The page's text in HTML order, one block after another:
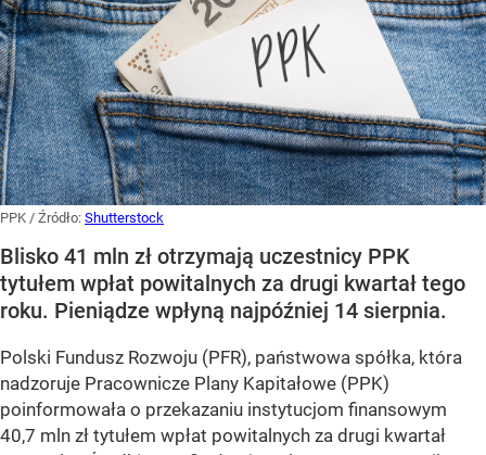
PPK / Źródło: Shutterstock
Blisko 41 mln zł otrzymają uczestnicy PPK
tytułem wpłat powitalnych za drugi kwartał tego
roku. Pieniądze wpłyną najpóźniej 14 sierpnia.
Polski Fundusz Rozwoju (PFR), państwowa spółka, która
nadzoruje Pracownicze Plany Kapitałowe (PPK)
poinformowała o przekazaniu instytucjom finansowym
40,7 mln zł tytułem wpłat powitalnych za drugi kwartał